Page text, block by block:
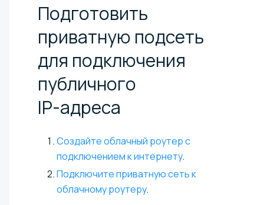
Подготовить
приватную подсеть
для подключения
публичного
IP-адреса
Создайте облачный роутер с
подключением к интернету.
Подключите приватную сеть к
облачному роутеру.